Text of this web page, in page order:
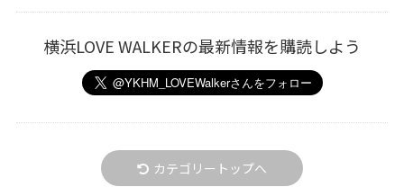
横浜LOVE WALKERの最新情報を購読しよう
カテゴリートップへ